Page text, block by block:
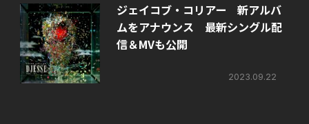
ジェイコブ・コリアー 新アルバ
ムをアナウンス 最新シングル配
信＆MVも公開
2023.09.22